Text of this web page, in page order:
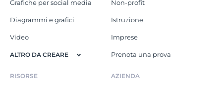
Grafiche per social media
Diagrammi e grafici
Video
ALTRO DA CREARE
Non-profit
Istruzione
Imprese
Prenota una prova
RISORSE AZIENDA